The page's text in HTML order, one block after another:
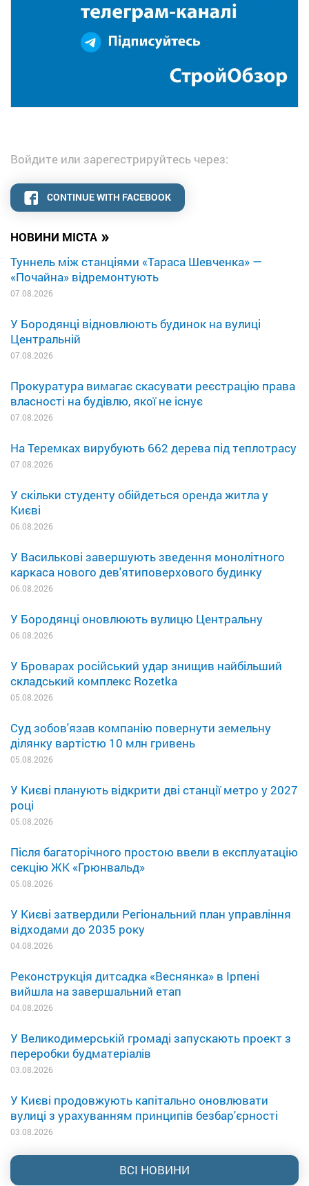
НОВИНИ МІСТА »
Туннель між станціями «Тараса Шевченка» —
«Почайна» відремонтують
07.08.2026
У Бородянці відновлюють будинок на вулиці
Центральній
07.08.2026
Прокуратура вимагає скасувати реєстрацію права
власності на будівлю, якої не існує
07.08.2026
На Теремках вирубують 662 дерева під теплотрасу
07.08.2026
У скільки студенту обійдеться оренда житла у
Києві
06.08.2026
У Василькові завершують зведення монолітного
каркаса нового дев'ятиповерхового будинку
06.08.2026
У Бородянці оновлюють вулицю Центральну
06.08.2026
У Броварах російський удар знищив найбільший
складський комплекс Rozetka
05.08.2026
Суд зобов'язав компанію повернути земельну
ділянку вартістю 10 млн гривень
05.08.2026
У Києві планують відкрити дві станції метро у 2027
році
05.08.2026
Після багаторічного простою ввели в експлуатацію
секцію ЖК «Грюнвальд»
05.08.2026
У Києві затвердили Регіональний план управління
відходами до 2035 року
04.08.2026
Реконструкція дитсадка «Веснянка» в Ірпені
вийшла на завершальний етап
04.08.2026
У Великодимерській громаді запускають проект з
переробки будматеріалів
03.08.2026
У Києві продовжують капітально оновлювати
вулиці з урахуванням принципів безбар'єрності
03.08.2026
ВСІ НОВИНИ
Войдите или зарегестрируйтесь через:
CONTINUE WITH FACEBOOK